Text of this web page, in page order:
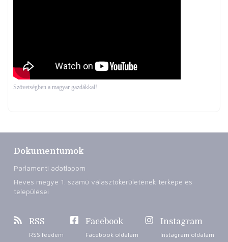
Szövetségben a magyar gazdákkal!
Dokumentumok
Parlamenti adatlapom
Heves megye 1. számú választókerületének térképe és
települései
RSS
RSS feedem
Facebook
Facebook oldalam
Instagram
Instagram oldalam